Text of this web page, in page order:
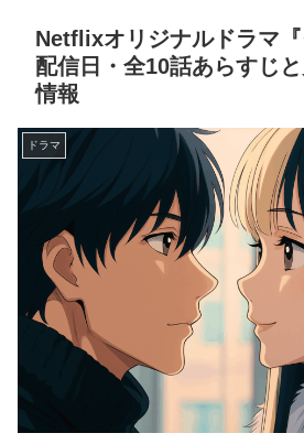
Netflixオリジナルドラマ『
配信日・全10話あらすじ
情報
ドラマ